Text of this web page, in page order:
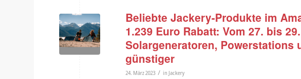
Beliebte Jackery-Produkte im
1.239 Euro Rabatt: Vom 27. bis
Solargeneratoren, Powerstations
günstiger
24. März 2023 / in Jackery